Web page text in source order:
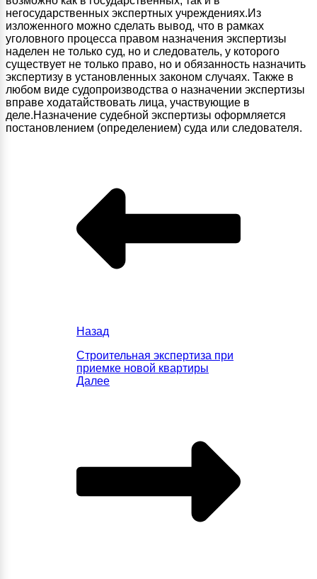
негосударственных экспертных учреждениях.Из
изложенного можно сделать вывод, что в рамках
уголовного процесса правом назначения экспертизы
наделен не только суд, но и следователь, у которого
существует не только право, но и обязанность назначить
экспертизу в установленных законом случаях. Также в
любом виде судопроизводства о назначении экспертизы
вправе ходатайствовать лица, участвующие в
деле.Назначение судебной экспертизы оформляется
постановлением (определением) суда или следователя.
Назад
Строительная экспертиза при
приемке новой квартиры
Далее